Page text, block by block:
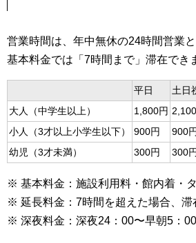
営業時間は、年中無休の24時間営業と
基本料金では「7時間まで」滞在でき
平日
土日
大人（中学生以上）
1,800円
小人（3才以上小学生以下）
900円
900円
幼児（3才未満）
300円 300円
※ 基本料金：施設利用料・館内着・
※ 延長料金：7時間を超えた場合、滞
※ 深夜料金：深夜24：00〜早朝5：